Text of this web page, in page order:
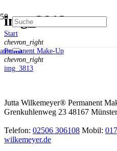
anrufen
img_3813
Start
chevron_right
Permanent Make-Up
chevron_right
img_3813
Jutta Wilkemeyer® Permanent
Grenkuhlenweg 23 48167 Münster
Telefon: 02506 306108 Mobil:
wilkemeyer.de